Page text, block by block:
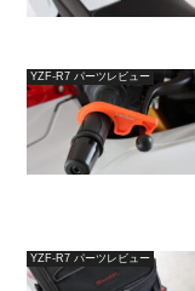
YZF-R7 パーツレビュー
YZF-R7 パーツレビュー